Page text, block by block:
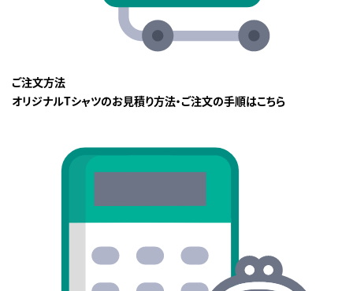
ご注文方法
オリジナルTシャツのお見積り方法・ご注文の手順はこちら